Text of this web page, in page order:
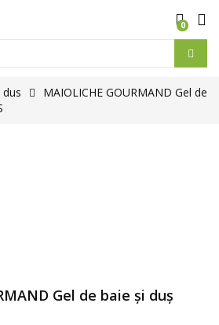
0
dus
MAIOLICHE GOURMAND Gel de
Gel de baie și duș